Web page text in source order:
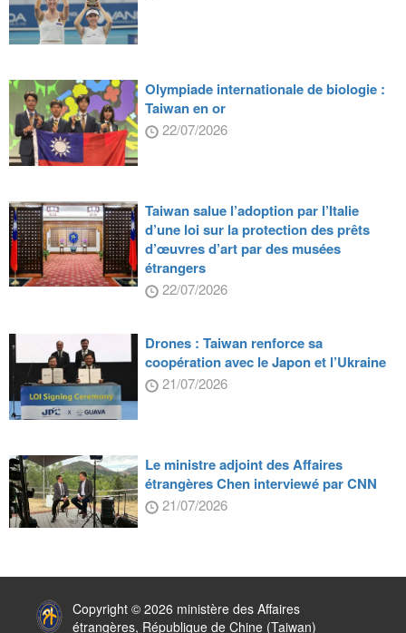
Olympiade internationale de biologie :
Taiwan en or
22/07/2026
Taiwan salue l’adoption par l’Italie
d’une loi sur la protection des prêts
d’œuvres d’art par des musées
étrangers
22/07/2026
Drones : Taiwan renforce sa
coopération avec le Japon et l’Ukraine
21/07/2026
Le ministre adjoint des Affaires
étrangères Chen interviewé par CNN
21/07/2026
Copyright © 2026 ministère des Affaires
étrangères, République de Chine (Taiwan)